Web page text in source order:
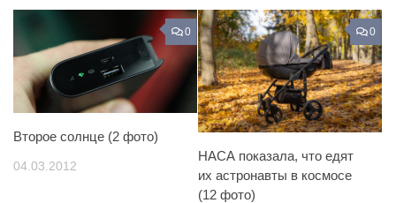
0
Второе солнце (2 фото)
04.03.2012
0
НАСА показала, что едят
их астронавты в космосе
(12 фото)